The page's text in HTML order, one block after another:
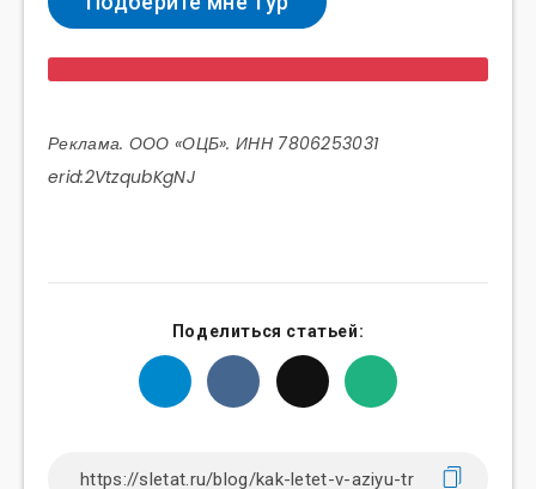
Реклама. ООО «ОЦБ». ИНН 7806253031
erid:2VtzqubKgNJ
Поделиться статьей: